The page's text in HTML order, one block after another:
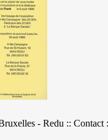
- Redu :: Contact :